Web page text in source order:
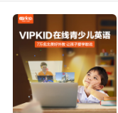
滩头阵地无法扩
小块区域 这里